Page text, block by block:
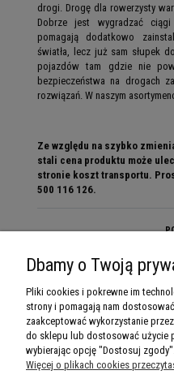
drogi. Drogę dla rowerzysty
Dobrze jest wygradzać
pomagają dodatkowo
światła, lecz już sam słupek
pojazdów tam gdzie nie
bezpieczeństwa na drogach
rozwiązań. W naszym
Ze względu na szybko
stali cena produktu może
stronie koszt transportu.
500 116 126.
Dbamy o Twoją
Pliki cookies i pokrewne im
strony i pomagają nam
zaakceptować wykorzystanie
do sklepu lub dostosować użycie
wybierając opcję "Dostosuj
Więcej o plikach cookies